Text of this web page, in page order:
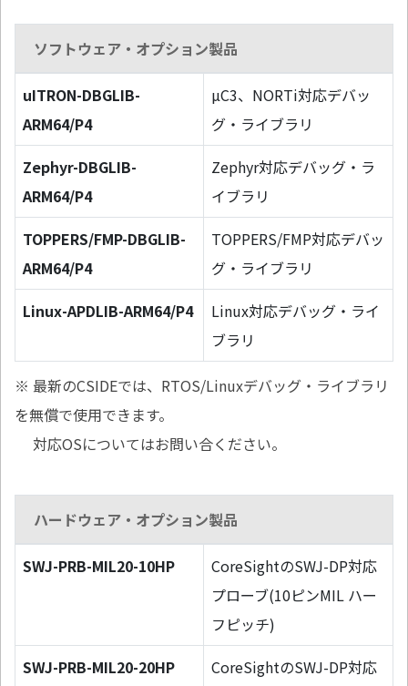
ソフトウェア・オプション製品
uITRON-DBGLIB-
ARM64/P4
µC3、NORTi対応デバッ
グ・ライブラリ
Zephyr-DBGLIB-
ARM64/P4
Zephyr対応デバッグ・ラ
イブラリ
TOPPERS/FMP-DBGLIB-
ARM64/P4
TOPPERS/FMP対応デバッ
グ・ライブラリ
Linux-APDLIB-ARM64/P4
Linux対応デバッグ・ライ
ブラリ
※ 最新のCSIDEでは、RTOS/Linuxデバッグ・ライブラリ
を無償で使用できます。
対応OSについてはお問い合ください。
ハードウェア・オプション製品
SWJ-PRB-MIL20-10HP
CoreSightのSWJ-DP対応
プローブ(10ピンMIL ハー
フピッチ)
SWJ-PRB-MIL20-20HP
CoreSightのSWJ-DP対応